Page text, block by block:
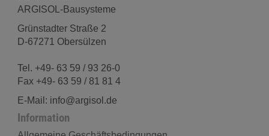
ARGISOL-Bausysteme
Grünstadter Straße 2
D-67271 Obersülzen
Tel. +49- 63 59 / 93 26-0
Fax +49- 63 59 / 81 81 4
E-Mail: info@argisol.de
Information